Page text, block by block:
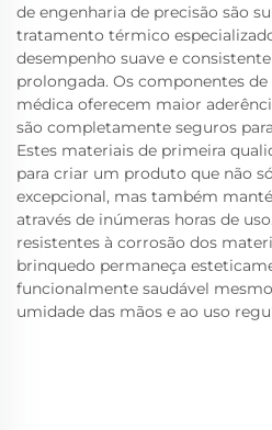
de engenharia de precisão são
tratamento térmico
desempenho suave e
prolongada. Os componentes
médica oferecem maior
são completamente seguros
Estes materiais de primeira
para criar um produto que não
excepcional, mas também
através de inúmeras horas de
resistentes à corrosão dos
brinquedo permaneça
funcionalmente saudável
umidade das mãos e ao uso